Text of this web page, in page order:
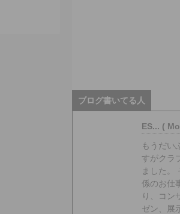
ブログ書いてる人
ES... (
もうだい
すがクラ
ました。
係のお仕
り、コン
ゼン、展